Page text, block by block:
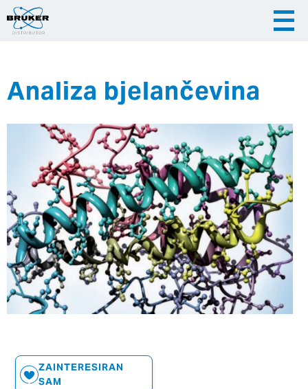
English
|
Hrvatska
Analiza bjelančevina
ZAINTERESIRAN
SAM